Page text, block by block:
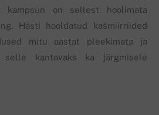
kampsun on sellest hoolimata
Hästi hooldatud kašmiirriided
mitu aastat pleekimata ja
selle kantavaks ka järgmisele